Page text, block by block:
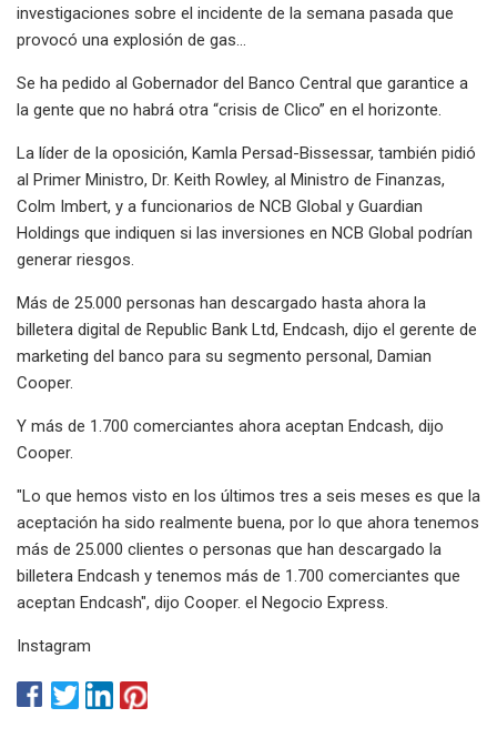
investigaciones sobre el incidente de la semana pasada que
provocó una explosión de gas...
Se ha pedido al Gobernador del Banco Central que garantice a
la gente que no habrá otra “crisis de Clico” en el horizonte.
La líder de la oposición, Kamla Persad-Bissessar, también pidió
al Primer Ministro, Dr. Keith Rowley, al Ministro de Finanzas,
Colm Imbert, y a funcionarios de NCB Global y Guardian
Holdings que indiquen si las inversiones en NCB Global podrían
generar riesgos.
Más de 25.000 personas han descargado hasta ahora la
billetera digital de Republic Bank Ltd, Endcash, dijo el gerente de
marketing del banco para su segmento personal, Damian
Cooper.
Y más de 1.700 comerciantes ahora aceptan Endcash, dijo
Cooper.
"Lo que hemos visto en los últimos tres a seis meses es que la
aceptación ha sido realmente buena, por lo que ahora tenemos
más de 25.000 clientes o personas que han descargado la
billetera Endcash y tenemos más de 1.700 comerciantes que
aceptan Endcash", dijo Cooper. el Negocio Express.
Instagram